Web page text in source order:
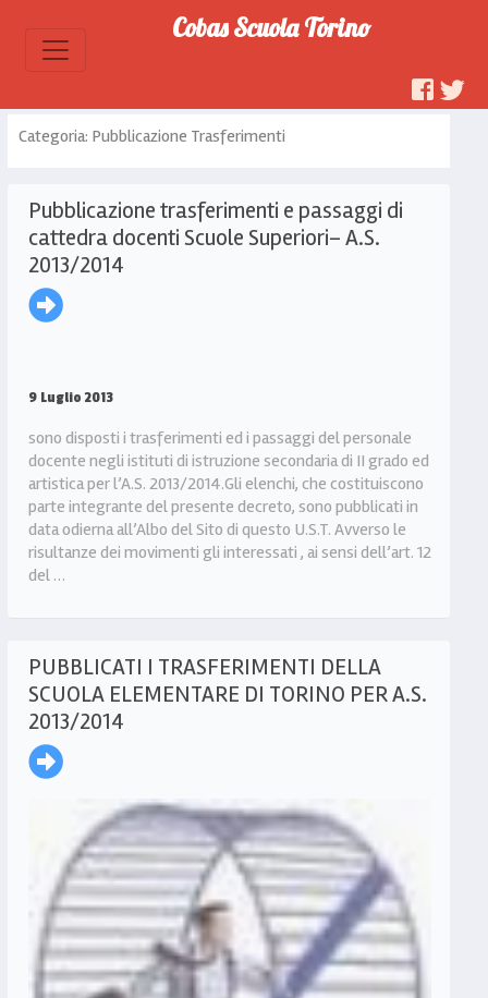
Cobas Scuola Torino
Categoria: Pubblicazione Trasferimenti
Pubblicazione trasferimenti e passaggi di
cattedra docenti Scuole Superiori– A.S.
2013/2014
9 Luglio 2013
sono disposti i trasferimenti ed i passaggi del personale
docente negli istituti di istruzione secondaria di II grado ed
artistica per l’A.S. 2013/2014.Gli elenchi, che costituiscono
parte integrante del presente decreto, sono pubblicati in
data odierna all’Albo del Sito di questo U.S.T. Avverso le
risultanze dei movimenti gli interessati , ai sensi dell’art. 12
del …
PUBBLICATI I TRASFERIMENTI DELLA
SCUOLA ELEMENTARE DI TORINO PER A.S.
2013/2014